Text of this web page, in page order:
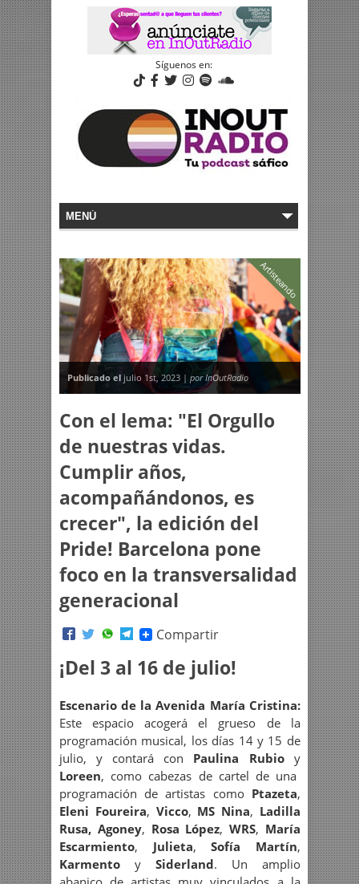
Síguenos en:
Artisteando
Publicado el julio 1st, 2023 | por InOutRadio
Con el lema: "El Orgullo
de nuestras vidas.
Cumplir años,
acompañándonos, es
crecer", la edición del
Pride! Barcelona pone
foco en la transversalidad
generacional
Compartir
¡Del 3 al 16 de julio!
Escenario de la Avenida María Cristina:
Este espacio acogerá el grueso de la
programación musical, los días 14 y 15 de
julio, y contará con Paulina Rubioy
Loreen, como cabezas de cartel de una
programación de artistas como Ptazeta,
Eleni Foureira, Vicco, MS Nina, Ladilla
Rusa, Agoney, Rosa López, WRS, María
Escarmiento, Julieta,Sofía Martín,
Karmento y Siderland. Un amplio